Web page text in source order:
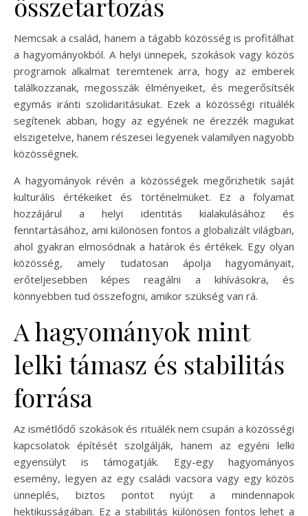
Nemcsak a család, hanem a tágabb közösség is profitálhat
a hagyományokból. A helyi ünnepek, szokások vagy közös
programok alkalmat teremtenek arra, hogy az emberek
találkozzanak, megosszák élményeiket, és megerősítsék
egymás iránti szolidaritásukat. Ezek a közösségi rituálék
segítenek abban, hogy az egyének ne érezzék magukat
elszigetelve, hanem részesei legyenek valamilyen nagyobb
közösségnek.
A hagyományok révén a közösségek megőrizhetik saját
kulturális értékeiket és történelmüket. Ez a folyamat
hozzájárul a helyi identitás kialakulásához és
fenntartásához, ami különösen fontos a globalizált világban,
ahol gyakran elmosódnak a határok és értékek. Egy olyan
közösség, amely tudatosan ápolja hagyományait,
erőteljesebben képes reagálni a kihívásokra, és
könnyebben tud összefogni, amikor szükség van rá.
A hagyományok mint
lelki támasz és stabilitás
forrása
Az ismétlődő szokások és rituálék nem csupán a közösségi
kapcsolatok építését szolgálják, hanem az egyéni lelki
egyensúlyt is támogatják. Egy-egy hagyományos
esemény, legyen az egy családi vacsora vagy egy közös
ünneplés, biztos pontot nyújt a mindennapok
hektikusságában. Ez a stabilitás különösen fontos lehet a